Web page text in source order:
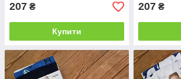
207 ₴
Купити
207 ₴